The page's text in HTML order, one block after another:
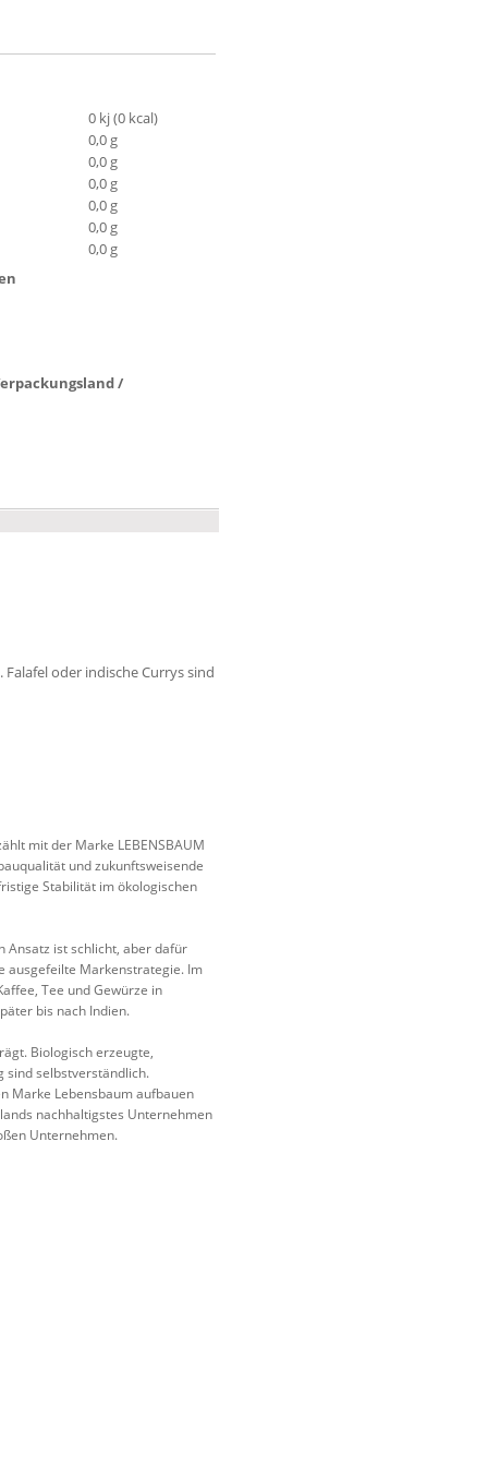
0 kj (0 kcal)
0,0 g
0,0 g
0,0 g
0,0 g
0,0 g
0,0 g
/
oder indische Currys sind
mit der Marke LEBENSBAUM
und zukunftsweisende
Stabilität im ökologischen
Ansatz ist schlicht, aber dafür
ausgefeilte Markenstrategie. Im
Tee und Gewürze in
bis nach Indien.
Biologisch erzeugte,
sind selbstverständlich.
Marke Lebensbaum aufbauen
nachhaltigstes Unternehmen
Unternehmen.